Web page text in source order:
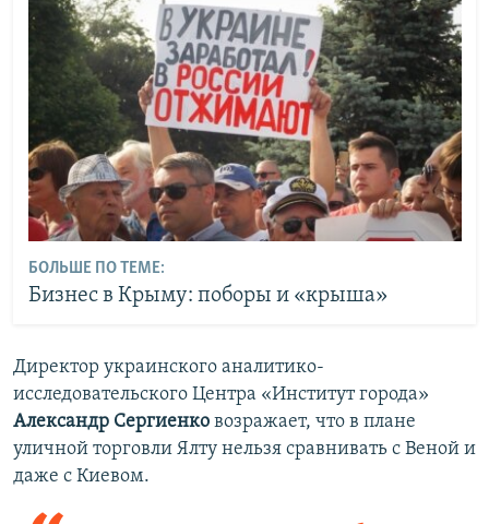
БОЛЬШЕ ПО ТЕМЕ:
Бизнес в Крыму: поборы и «крыша»
Директор украинского аналитико-
исследовательского Центра «Институт города»
Александр Сергиенко возражает, что в плане
уличной торговли Ялту нельзя сравнивать с Веной и
даже с Киевом.